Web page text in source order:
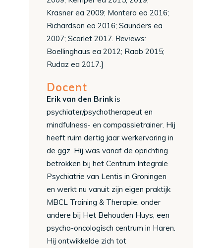
Krasner ea 2009; Montero ea 2016;
Richardson ea 2016; Saunders ea
2007; Scarlet 2017. Reviews:
Boellinghaus ea 2012; Raab 2015;
Rudaz ea 2017.]
Docent
Erik van den Brink is
psychiater/psychotherapeut en
mindfulness- en compassietrainer. Hij
heeft ruim dertig jaar werkervaring in
de ggz. Hij was vanaf de oprichting
betrokken bij het Centrum Integrale
Psychiatrie van Lentis in Groningen
en werkt nu vanuit zijn eigen praktijk
MBCL Training & Therapie, onder
andere bij Het Behouden Huys, een
psycho-oncologisch centrum in Haren.
Hij ontwikkelde zich tot